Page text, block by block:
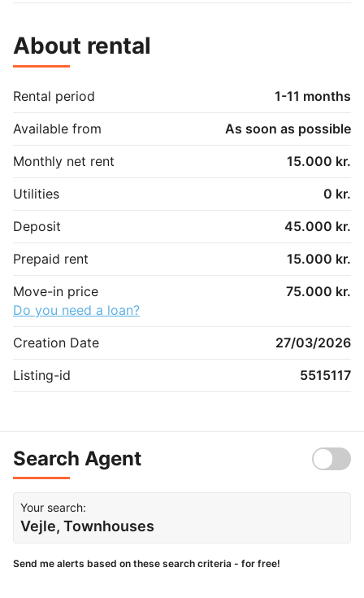
About rental
Rental period
1-11 months
Available from
As soon as possible
Monthly net rent
15.000 kr.
Utilities
0 kr.
Deposit
45.000 kr.
Prepaid rent
15.000 kr.
Move-in price
75.000 kr.
Do you need a loan?
Creation Date
27/03/2026
Listing-id
5515117
Search Agent
Your search:
Vejle, Townhouses
Send me alerts based on these search criteria - for free!